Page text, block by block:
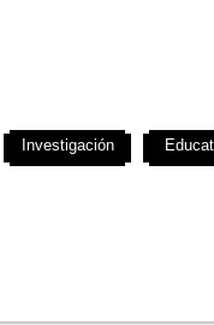
Investigación